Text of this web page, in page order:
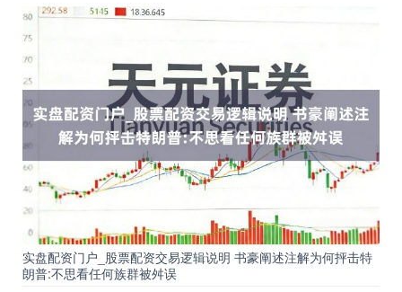
实盘配资门户_股票配资交易逻辑说明 书豪阐述注解为何抨击特
朗普:不思看任何族群被舛误